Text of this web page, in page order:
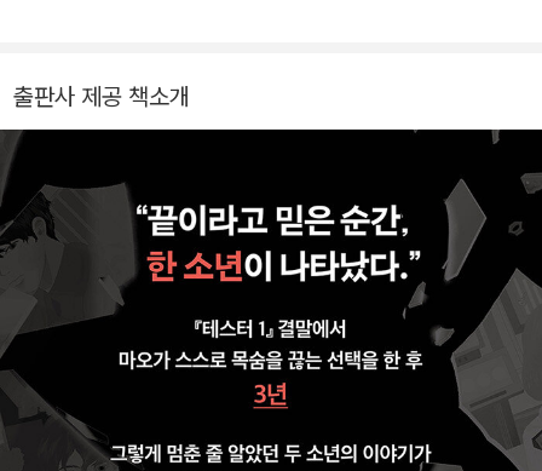
이》 《페이스》 《챌린지 블루》 《BU 케어 보험》 《안의 크기》 등을
출판사 제공 책소개